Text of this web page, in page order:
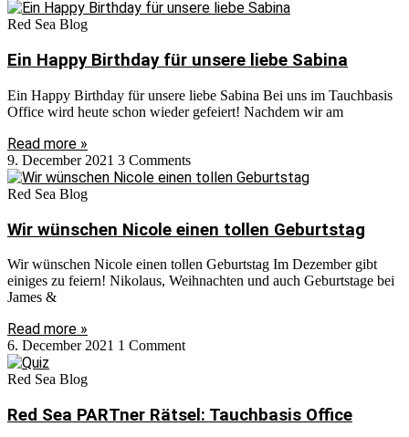
Red Sea Blog
Ein Happy Birthday für unsere liebe Sabina
Ein Happy Birthday für unsere liebe Sabina Bei uns im Tauchbasis
Office wird heute schon wieder gefeiert! Nachdem wir am
Read more »
9. December 2021 3 Comments
Red Sea Blog
Wir wünschen Nicole einen tollen Geburtstag
Wir wünschen Nicole einen tollen Geburtstag Im Dezember gibt
einiges zu feiern! Nikolaus, Weihnachten und auch Geburtstage bei
James &
Read more »
6. December 2021 1 Comment
Red Sea Blog
Red Sea PARTner Rätsel: Tauchbasis Office